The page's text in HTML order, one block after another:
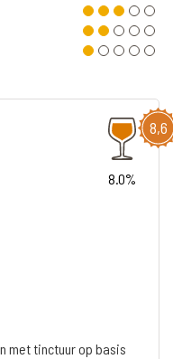
8,6
8.0%
met tinctuur op basis